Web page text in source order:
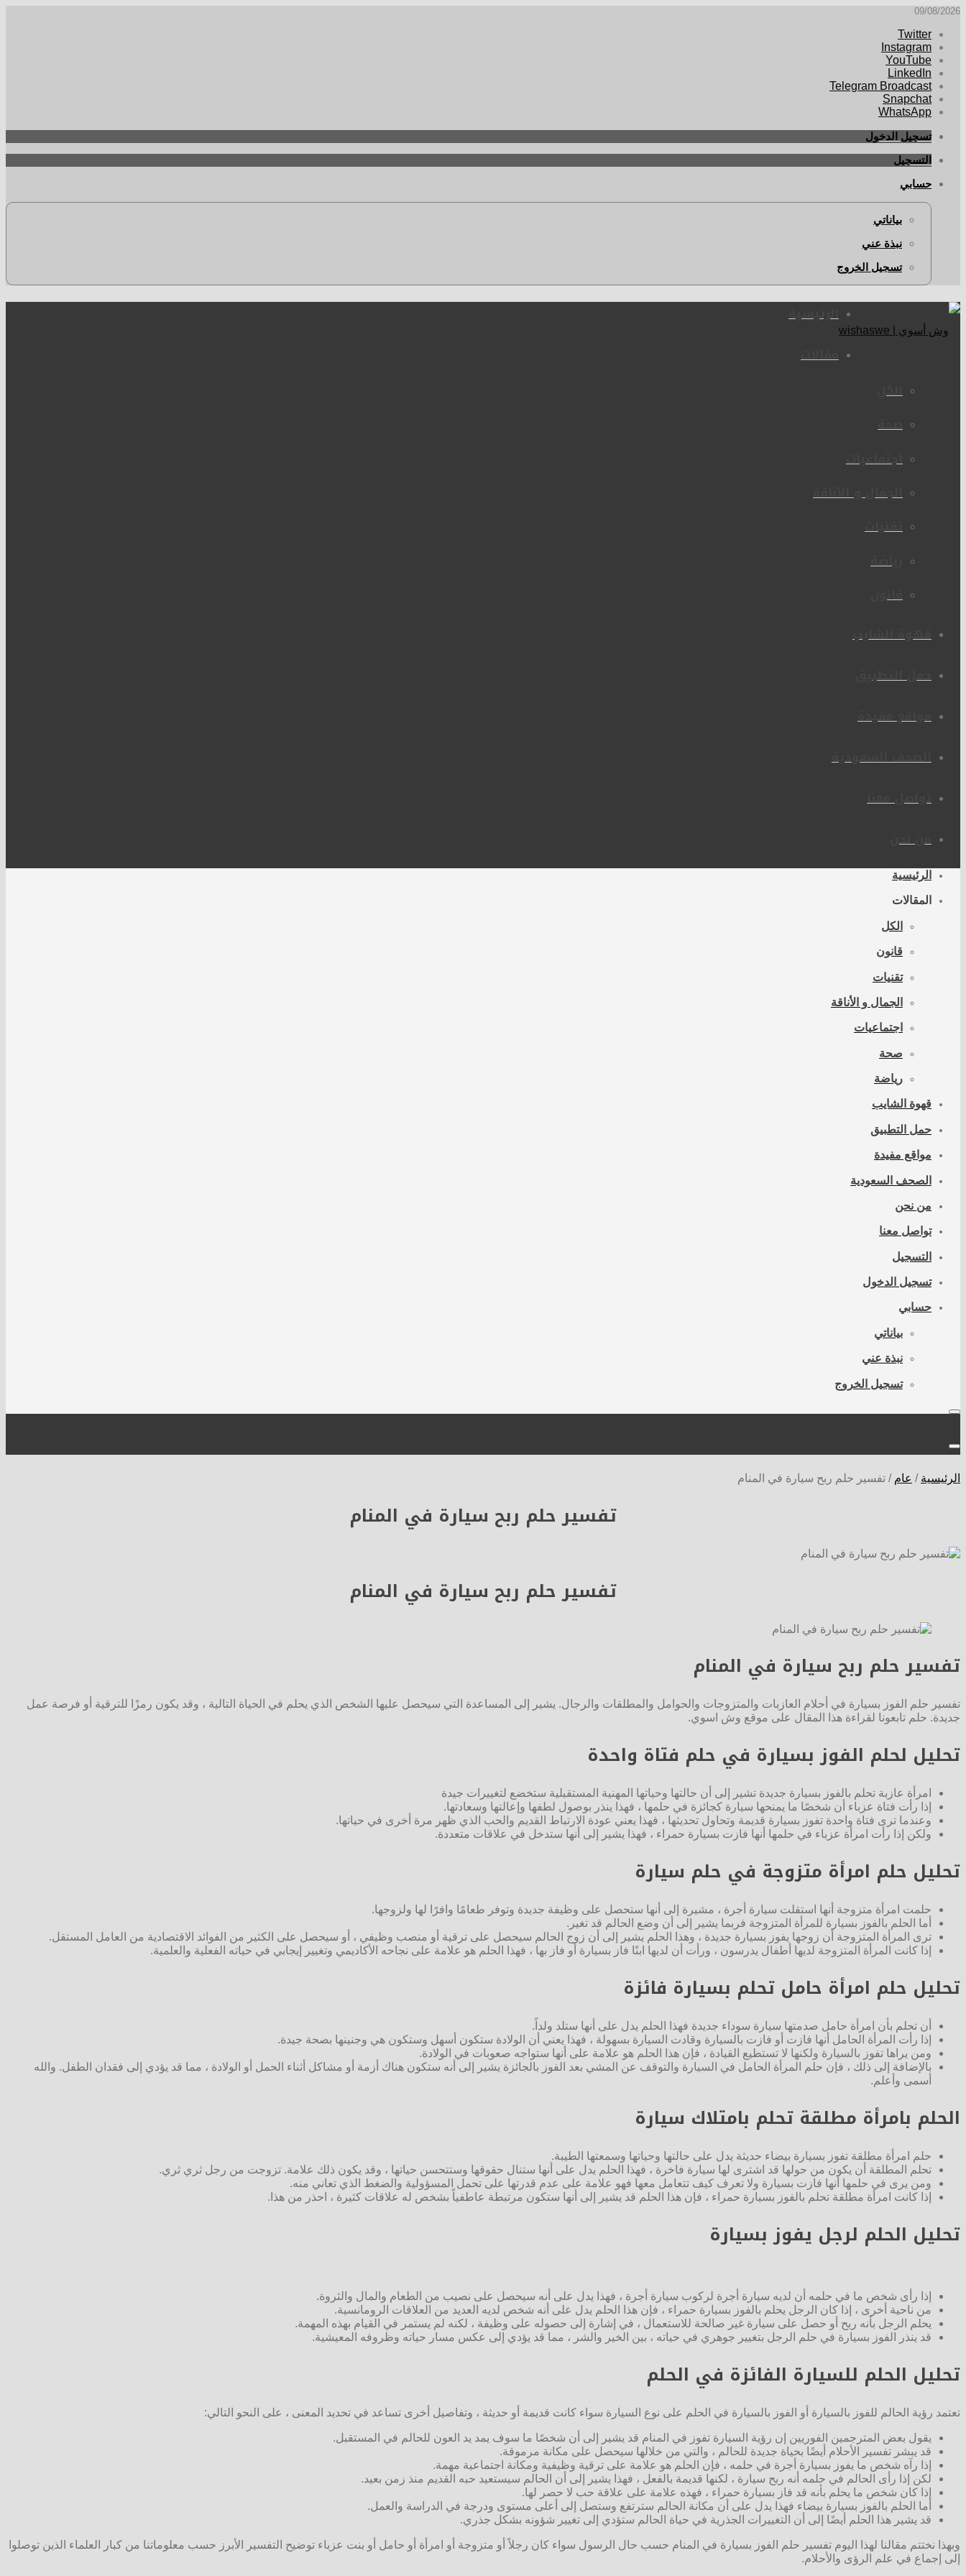
09/08/2026
Twitter
Instagram
YouTube
LinkedIn
Telegram Broadcast
Snapchat
WhatsApp
تسجيل الدخول
التسجيل
حسابي
بياناتي
نبذة عني
تسجيل الخروج
الرئيسية
مقالات
الكل
صحة
اجتماعيات
الجمال و الأناقة
تقنيات
رياضة
قانون
قهوة الشايب
حمل التطبيق
مواقع مفيدة
الصحف السعودية
تواصل معنا
من نحن
الرئيسية
المقالات
الكل
قانون
تقنيات
الجمال و الأناقة
اجتماعيات
صحة
رياضة
قهوة الشايب
حمل التطبيق
مواقع مفيدة
الصحف السعودية
من نحن
تواصل معنا
التسجيل
تسجيل الدخول
حسابي
بياناتي
نبذة عني
تسجيل الخروج
الرئيسية / عام / تفسير حلم ربح سيارة في المنام
تفسير حلم ربح سيارة في المنام
تفسير حلم ربح سيارة في المنام
تفسير حلم ربح سيارة في المنام
تفسير حلم الفوز بسيارة في أحلام العازبات والمتزوجات والحوامل والمطلقات والرجال. يشير إلى المساعدة التي سيحصل عليها الشخص الذي يحلم في الحياة التالية ، وقد يكون رمزًا للترقية أو فرصة عمل
جديدة. حلم تابعونا لقراءة هذا المقال على موقع وش اسوي.
تحليل لحلم الفوز بسيارة في حلم فتاة واحدة
امرأة عازبة تحلم بالفوز بسيارة جديدة تشير إلى أن حالتها وحياتها المهنية المستقبلية ستخضع لتغييرات جيدة
إذا رأت فتاة عزباء أن شخصًا ما يمنحها سيارة كجائزة في حلمها ، فهذا ينذر بوصول لطفها وإعالتها وسعادتها.
وعندما ترى فتاة واحدة تفوز بسيارة قديمة وتحاول تحديثها ، فهذا يعني عودة الارتباط القديم والحب الذي ظهر مرة أخرى في حياتها.
ولكن إذا رأت امرأة عزباء في حلمها أنها فازت بسيارة حمراء ، فهذا يشير إلى أنها ستدخل في علاقات متعددة.
تحليل حلم امرأة متزوجة في حلم سيارة
حلمت امرأة متزوجة أنها استقلت سيارة أجرة ، مشيرة إلى أنها ستحصل على وظيفة جديدة وتوفر طعامًا وافرًا لها ولزوجها.
أما الحلم بالفوز بسيارة للمرأة المتزوجة فربما يشير إلى أن وضع الحالم قد تغير.
ترى المرأة المتزوجة أن زوجها يفوز بسيارة جديدة ، وهذا الحلم يشير إلى أن زوج الحالم سيحصل على ترقية أو منصب وظيفي ، أو سيحصل على الكثير من الفوائد الاقتصادية من العامل المستقل.
إذا كانت المرأة المتزوجة لديها أطفال يدرسون ، ورأت أن لديها ابنًا فاز بسيارة أو فاز بها ، فهذا الحلم هو علامة على نجاحه الأكاديمي وتغيير إيجابي في حياته الفعلية والعلمية.
تحليل حلم امرأة حامل تحلم بسيارة فائزة
أن تحلم بأن امرأة حامل صدمتها سيارة سوداء جديدة فهذا الحلم يدل على أنها ستلد ولداً.
إذا رأت المرأة الحامل أنها فازت أو فازت بالسيارة وقادت السيارة بسهولة ، فهذا يعني أن الولادة ستكون أسهل وستكون هي وجنينها بصحة جيدة.
ومن يراها تفوز بالسيارة ولكنها لا تستطيع القيادة ، فإن هذا الحلم هو علامة على أنها ستواجه صعوبات في الولادة.
بالإضافة إلى ذلك ، فإن حلم المرأة الحامل في السيارة والتوقف عن المشي بعد الفوز بالجائزة يشير إلى أنه ستكون هناك أزمة أو مشاكل أثناء الحمل أو الولادة ، مما قد يؤدي إلى فقدان الطفل. والله
أسمى وأعلم.
الحلم بامرأة مطلقة تحلم بامتلاك سيارة
حلم امرأة مطلقة تفوز بسيارة بيضاء حديثة يدل على حالتها وحياتها وسمعتها الطيبة.
تحلم المطلقة أن يكون من حولها قد اشترى لها سيارة فاخرة ، فهذا الحلم يدل على أنها ستنال حقوقها وستتحسن حياتها ، وقد يكون ذلك علامة. تزوجت من رجل ثري ثري.
ومن يرى في حلمها أنها فازت بسيارة ولا تعرف كيف تتعامل معها فهو علامة على عدم قدرتها على تحمل المسؤولية والضغط الذي تعاني منه.
إذا كانت امرأة مطلقة تحلم بالفوز بسيارة حمراء ، فإن هذا الحلم قد يشير إلى أنها ستكون مرتبطة عاطفياً بشخص له علاقات كثيرة ، احذر من هذا.
تحليل الحلم لرجل يفوز بسيارة
إذا رأى شخص ما في حلمه أن لديه سيارة أجرة لركوب سيارة أجرة ، فهذا يدل على أنه سيحصل على نصيب من الطعام والمال والثروة.
من ناحية أخرى ، إذا كان الرجل يحلم بالفوز بسيارة حمراء ، فإن هذا الحلم يدل على أنه شخص لديه العديد من العلاقات الرومانسية.
يحلم الرجل بأنه ربح أو حصل على سيارة غير صالحة للاستعمال ، في إشارة إلى حصوله على وظيفة ، لكنه لم يستمر في القيام بهذه المهمة.
قد ينذر الفوز بسيارة في حلم الرجل بتغيير جوهري في حياته ، بين الخير والشر ، مما قد يؤدي إلى عكس مسار حياته وظروفه المعيشية.
تحليل الحلم للسيارة الفائزة في الحلم
تعتمد رؤية الحالم للفوز بالسيارة أو الفوز بالسيارة في الحلم على نوع السيارة سواء كانت قديمة أو حديثة ، وتفاصيل أخرى تساعد في تحديد المعنى ، على النحو التالي:
يقول بعض المترجمين الفوريين إن رؤية السيارة تفوز في المنام قد يشير إلى أن شخصًا ما سوف يمد يد العون للحالم في المستقبل.
قد يبشر تفسير الأحلام أيضًا بحياة جديدة للحالم ، والتي من خلالها سيحصل على مكانة مرموقة.
إذا رآه شخص ما يفوز بسيارة أجرة في حلمه ، فإن الحلم هو علامة على ترقية وظيفية ومكانة اجتماعية مهمة.
لكن إذا رأى الحالم في حلمه أنه ربح سيارة ، لكنها قديمة بالفعل ، فهذا يشير إلى أن الحالم سيستعيد حبه القديم منذ زمن بعيد.
إذا كان شخص ما يحلم بأنه قد فاز بسيارة حمراء ، فهذه علامة على علاقة حب لا حصر لها.
أما الحلم بالفوز بسيارة بيضاء فهذا يدل على أن مكانة الحالم سترتفع وستصل إلى أعلى مستوى ودرجة في الدراسة والعمل.
قد يشير هذا الحلم أيضًا إلى أن التغييرات الجذرية في حياة الحالم ستؤدي إلى تغيير شؤونه بشكل جذري.
وبهذا نختتم مقالنا لهذا اليوم تفسير حلم الفوز بسيارة في المنام حسب حال الرسول سواء كان رجلاً أو متزوجة أو امرأة أو حامل أو بنت عزباء توضيح التفسير الأبرز حسب معلوماتنا من كبار العلماء الذين توصلوا
إلى إجماع في علم الرؤى والأحلام.